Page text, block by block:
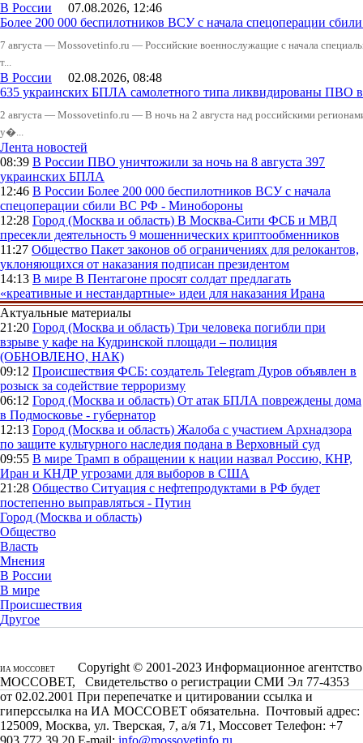
В России 07.08.2026, 12:46
Более 200 000 беспилотников ВСУ с начала спецоперации
7 августа — Mossovetinfo.ru — Российские военнослужащие с начала
т...
В России 02.08.2026, 08:48
635 украинских БПЛА самолетного типа ликвидированы ПВО
2 августа — Mossovetinfo.ru — В ночь на 2 августа над российскими
у�...
Лента новостей
08:39 В России ПВО уничтожили за ночь на 8 августа 397
украинских БПЛА
12:46 В России Более 200 000 беспилотников ВСУ с начала
спецоперации сбили ВС РФ - Минобороны
12:28 Город (Москва и область) В Москва-Сити ФСБ и МВД
пресекли деятельность 9 мошеннических криптообменников
11:27 Общество Пакет законов об ограничениях для релокантов,
уклоняющихся от наказания подписан президентом
14:13 В мире В Пентагоне просят солдат предлагать
«креативные и нестандартные» идеи для наказания Ирана
Актуальные материалы
21:20 Город (Москва и область) Три человека погибли при
взрыве у кафе на Кудринской площади – полиция
(ОБНОВЛЕНО, НАК)
09:12 Происшествия ФСБ: создатель Telegram Дуров объявлен в
розыск за содействие терроризму
06:12 Город (Москва и область) От атак БПЛА повреждены дома
в Подмосковье - губернатор
12:13 Город (Москва и область) Жалоба с участием Архнадзора
по защите культурного наследия подана в Верховный суд
09:55 В мире Трамп в обращении к нации назвал Россию, КНР,
Иран и КНДР угрозами для выборов в США
21:28 Общество Ситуация с нефтепродуктами в РФ будет
постепенно выправляться - Путин
Город (Москва и область)
Общество
Власть
Мнения
В России
В мире
Происшествия
Другое
ИА МОССОВЕТ
Copyright © 2001-2023 Информационное агентство
МОССОВЕТ, Свидетельство о регистрации СМИ Эл 77-4353
от 02.02.2001 При перепечатке и цитировании ссылка и
гиперссылка на ИА МОССОВЕТ обязательна. Почтовый адрес:
125009, Москва, ул. Тверская, 7, а/я 71, Моссовет Телефон: +7